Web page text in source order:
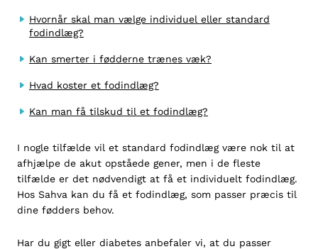
Hvornår skal man vælge individuel eller standard
fodindlæg?
Kan smerter i fødderne trænes væk?
Hvad koster et fodindlæg?
Kan man få tilskud til et fodindlæg?
I nogle tilfælde vil et standard fodindlæg være nok til at
afhjælpe de akut opståede gener, men i de fleste
tilfælde er det nødvendigt at få et individuelt fodindlæg.
Hos Sahva kan du få et fodindlæg, som passer præcis til
dine fødders behov.
Har du gigt eller diabetes anbefaler vi, at du passer